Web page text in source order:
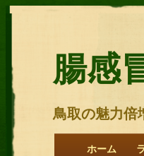
腸感
鳥取の魅力倍
ホーム